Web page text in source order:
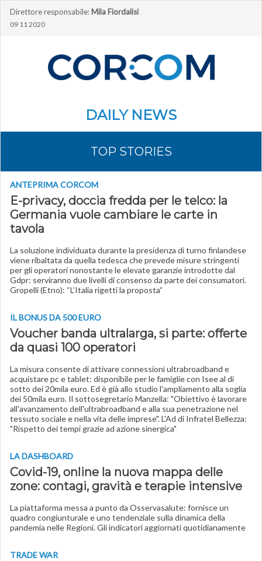
Direttore responsabile: Mila Fiordalisi
09 11 2020
DAILY NEWS
TOP STORIES
ANTEPRIMA CORCOM
E-privacy, doccia fredda per le telco: la
Germania vuole cambiare le carte in
tavola
La soluzione individuata durante la presidenza di turno finlandese
viene ribaltata da quella tedesca che prevede misure stringenti
per gli operatori nonostante le elevate garanzie introdotte dal
Gdpr: serviranno due livelli di consenso da parte dei consumatori.
Gropelli (Etno): “L’Italia rigetti la proposta”
IL BONUS DA 500 EURO
Voucher banda ultralarga, si parte: offerte
da quasi 100 operatori
La misura consente di attivare connessioni ultrabroadband e
acquistare pc e tablet: disponibile per le famiglie con Isee al di
sotto dei 20mila euro. Ed è già allo studio l'ampliamento alla soglia
dei 50mila euro. Il sottosegretario Manzella: "Obiettivo è lavorare
all'avanzamento dell'ultrabroadband e alla sua penetrazione nel
tessuto sociale e nella vita delle imprese". L'Ad di Infratel Bellezza:
"Rispetto dei tempi grazie ad azione sinergica"
LA DASHBOARD
Covid-19, online la nuova mappa delle
zone: contagi, gravità e terapie intensive
La piattaforma messa a punto da Osservasalute: fornisce un
quadro congiunturale e uno tendenziale sulla dinamica della
pandemia nelle Regioni. Gli indicatori aggiornati quotidianamente
TRADE WAR